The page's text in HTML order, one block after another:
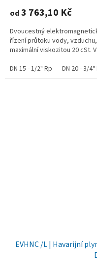
od3 763,10 Kč
Dvoucestný
řízení průtoku vody,
maximální viskozitou 20 cSt.
DN 15 - 1/2" Rp
DN 20 - 3/4"
EVHNC /L | Havarijní